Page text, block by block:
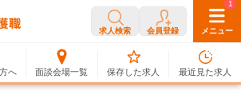
求人検索 会員登録 メニュー
へ 面談会場一覧
0
保存した求人
1
最近見た求人